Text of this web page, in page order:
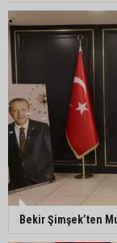
Bekir Şimşek’ten